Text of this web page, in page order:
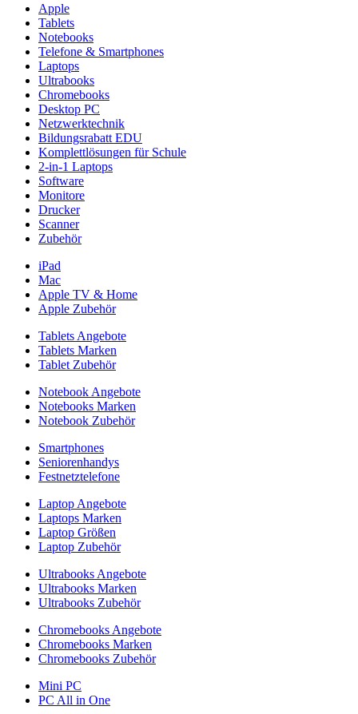
Apple
Tablets
Notebooks
Telefone & Smartphones
Laptops
Ultrabooks
Chromebooks
Desktop PC
Netzwerktechnik
Bildungsrabatt EDU
Komplettlösungen für Schule
2-in-1 Laptops
Software
Monitore
Drucker
Scanner
Zubehör
iPad
Mac
Apple TV & Home
Apple Zubehör
Tablets Angebote
Tablets Marken
Tablet Zubehör
Notebook Angebote
Notebooks Marken
Notebook Zubehör
Smartphones
Seniorenhandys
Festnetztelefone
Laptop Angebote
Laptops Marken
Laptop Größen
Laptop Zubehör
Ultrabooks Angebote
Ultrabooks Marken
Ultrabooks Zubehör
Chromebooks Angebote
Chromebooks Marken
Chromebooks Zubehör
Mini PC
PC All in One